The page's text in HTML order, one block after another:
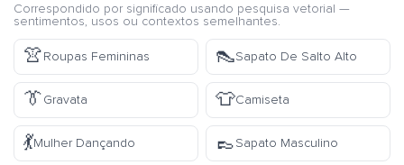
Correspondido por significado usando pesquisa vetorial —
sentimentos, usos ou contextos semelhantes.
👚Roupas Femininas 👠Sapato De Salto Alto
👔Gravata 👕Camiseta
💃Mulher Dançando 👞Sapato Masculino